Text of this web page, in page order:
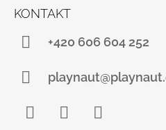
KONTAKT
+420 606 604 252